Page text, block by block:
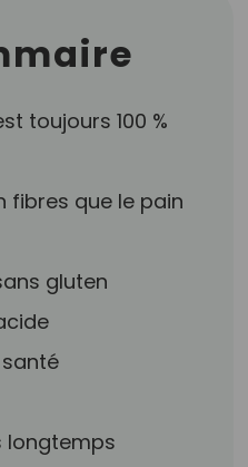
toujours 100 %
fibres que le pain
gluten
longtemps